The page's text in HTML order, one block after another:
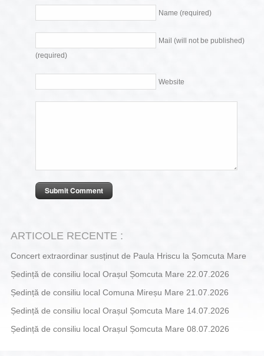
Name (required)
Mail (will not be published)
(required)
Website
ARTICOLE RECENTE :
Concert extraordinar susținut de Paula Hriscu la Șomcuta Mare
Ședință de consiliu local Orașul Șomcuta Mare 22.07.2026
Ședință de consiliu local Comuna Mireșu Mare 21.07.2026
Ședință de consiliu local Orașul Șomcuta Mare 14.07.2026
Ședință de consiliu local Orașul Șomcuta Mare 08.07.2026